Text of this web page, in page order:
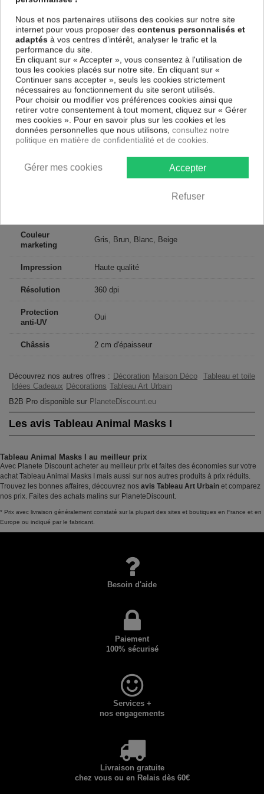
l'environnement, vous pourrez suspendre le tableau immédiatement
sans avoir à l'encadrer.
Le Tableau Art urbain Animal Masks Iest résistant aux rayons UV,
inodore et 100 % sûr, parfait même pour la chambre à coucher et la
chambre des enfants.
Notre large choix de tableaux tendances et modernes constituent un
moyen simple et pas cher de donner une nouvelle touche à vos
intérieurs, il y en a pour tous les goût.
Descriptif technique
Couleur
marketing
Gris, Brun, Blanc, Beige
Impression Haute qualité
Résolution 360 dpi
Protection
anti-UV
Oui
Châssis 2 cm d'épaisseur
Découvrez nos autres offres : Décoration Maison Déco
Tableau et toile
Idées Cadeaux Décorations Tableau Art Urbain
B2B Pro disponible sur PlaneteDiscount.eu
Les avis Tableau Animal Masks I
Tableau Animal Masks I au meilleur prix
Avec Planete Discount acheter au meilleur prix et faites des économies sur votre
achat Tableau Animal Masks I mais aussi sur nos autres produits à prix réduits.
Trouvez les bonnes affaires, découvrez nos avis Tableau Art Urbain et comparez
nos prix. Faites des achats malins sur PlaneteDiscount.
* Prix avec livraison généralement constaté sur la plupart des sites et boutiques en France et en
Europe ou indiqué par le fabricant.
Besoin d'aide
Paiement
100% sécurisé
Services +
nos engagements
Livraison gratuite
chez vous ou en Relais dès 60€
Nous et nos partenaires utilisons des cookies sur notre site
internet pour vous proposer des contenus personnalisés et
adaptés à vos centres d’intérêt, analyser le trafic et la
performance du site.
En cliquant sur « Accepter », vous consentez à l'utilisation de
tous les cookies placés sur notre site. En cliquant sur «
Continuer sans accepter », seuls les cookies strictement
nécessaires au fonctionnement du site seront utilisés.
Pour choisir ou modifier vos préférences cookies ainsi que
retirer votre consentement à tout moment, cliquez sur « Gérer
mes cookies ». Pour en savoir plus sur les cookies et les
données personnelles que nous utilisons, consultez notre
politique en matière de confidentialité et de cookies.
Accepter
Refuser
Gérer mes cookies